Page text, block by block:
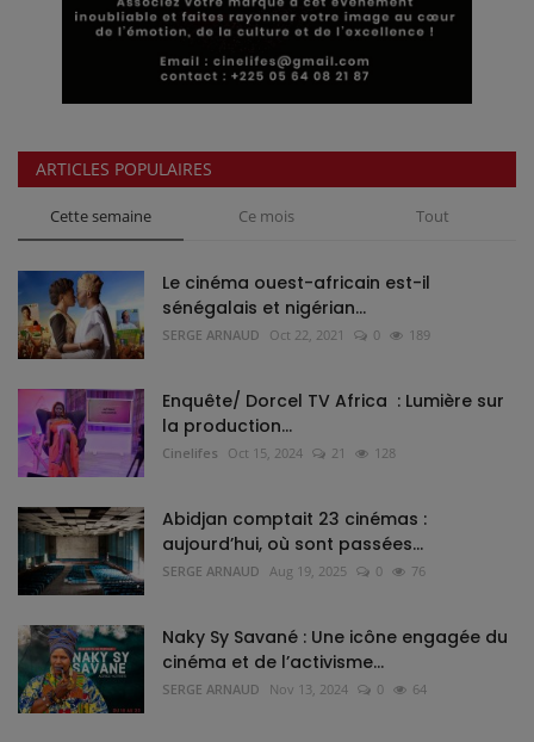
ARTICLES POPULAIRES
Cette semaine Ce mois Tout
Le cinéma ouest-africain est-il
sénégalais et nigérian...
SERGE ARNAUD Oct 22, 2021 0 189
Enquête/ Dorcel TV Africa : Lumière sur
la production...
Cinelifes Oct 15, 2024 21 128
Abidjan comptait 23 cinémas :
aujourd’hui, où sont passées...
SERGE ARNAUD Aug 19, 2025 0 76
Naky Sy Savané : Une icône engagée du
cinéma et de l’activisme...
SERGE ARNAUD Nov 13, 2024 0 64